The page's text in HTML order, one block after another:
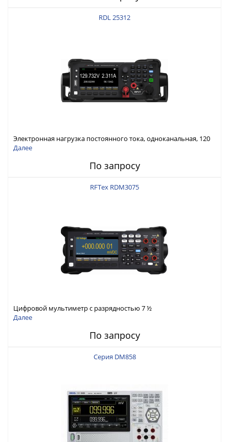
RDL 25312
Электронная нагрузка постоянного тока, одноканальная, 120
В, 60 А, 300 Вт
Далее
По запросу
RFTex RDM3075
Цифровой мультиметр с разрядностью 7 ½
Далее
По запросу
Серия DM858